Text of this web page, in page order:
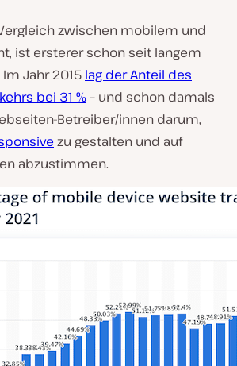
zwischen mobilem und
ist ersterer schon seit langem
Jahr 2015 lag der Anteil des
bei 31 %– und schon damals
Betreiber/innen darum,
zu gestalten und auf
abzustimmen.